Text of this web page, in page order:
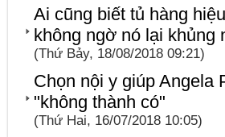
Ai cũng biết tủ hàng
không ngờ nó lại khủng
(Thứ Bảy, 18/08/2018 09:21)
Chọn nội y giúp Angela
"không thành có"
(Thứ Hai, 16/07/2018 10:05)